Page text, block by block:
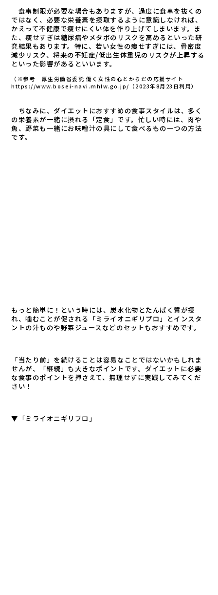
食事制限が必要な場合もありますが、過度に食事を抜くの
ではなく、必要な栄養素を摂取するように意識しなければ、
かえって不健康で痩せにくい体を作り上げてしまいます。ま
た、痩せすぎは糖尿病やメタボのリスクを高めるといった研
究結果もあります。特に、若い女性の痩せすぎには、骨密度
減少リスク、将来の不妊症/低出生体重児のリスクが上昇する
といった影響があるといいます。
（※参考 厚生労働省委託 働く女性の心とからだの応援サイト
https://www.bosei-navi.mhlw.go.jp/（2023年8月23日利用）
ちなみに、ダイエットにおすすめの食事スタイルは、多く
の栄養素が一緒に摂れる「定食」です。忙しい時には、肉や
魚、野菜も一緒にお味噌汁の具にして食べるもの一つの方法
です。
もっと簡単に！という時には、炭水化物とたんぱく質が摂
れ、噛むことが促される「ミライオニギリプロ」とインスタ
ントの汁ものや野菜ジュースなどのセットもおすすめです。
「当たり前」を続けることは容易なことではないかもしれま
せんが、「継続」も大きなポイントです。ダイエットに必要
な食事のポイントを押さえて、無理せずに実践してみてくだ
さい！
▼「ミライオニギリプロ」